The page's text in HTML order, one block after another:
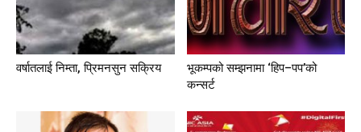
वर्षातलाई निम्ता, प्रिमनसुन सक्रिय
भूकम्पको सम्झनामा ‘हिप–पप’को
कन्सर्ट